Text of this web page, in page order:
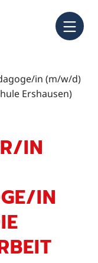
in (m/w/d)
Ershausen)
IN
IN